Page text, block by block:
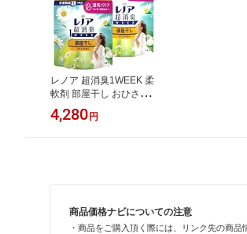
レノア 超消臭1WEEK 柔
軟剤 部屋干し おひさま
の香り 詰め替え 1900mL
2袋セット
4,280 円
商品価格ナビについての注意
・商品をご購入頂く際には、リンク先の商